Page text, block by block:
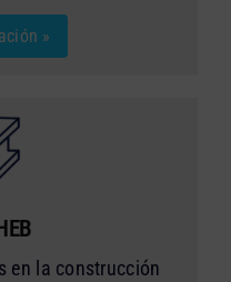
»
en la construcción